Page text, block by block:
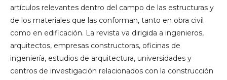
artículos relevantes dentro del campo de las estructuras y
de los materiales que las conforman, tanto en obra civil
como en edificación. La revista va dirigida a ingenieros,
arquitectos, empresas constructoras, oficinas de
ingeniería, estudios de arquitectura, universidades y
centros de investigación relacionados con la construcción